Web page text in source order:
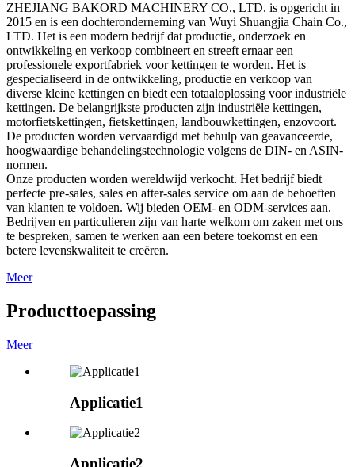
ZHEJIANG BAKORD MACHINERY CO., LTD. is opgericht in
2015 en is een dochteronderneming van Wuyi Shuangjia Chain Co.,
LTD. Het is een modern bedrijf dat productie, onderzoek en
ontwikkeling en verkoop combineert en streeft ernaar een
professionele exportfabriek voor kettingen te worden. Het is
gespecialiseerd in de ontwikkeling, productie en verkoop van
diverse kleine kettingen en biedt een totaaloplossing voor industriële
kettingen. De belangrijkste producten zijn industriële kettingen,
motorfietskettingen, fietskettingen, landbouwkettingen, enzovoort.
De producten worden vervaardigd met behulp van geavanceerde,
hoogwaardige behandelingstechnologie volgens de DIN- en ASIN-
normen.
Onze producten worden wereldwijd verkocht. Het bedrijf biedt
perfecte pre-sales, sales en after-sales service om aan de behoeften
van klanten te voldoen. Wij bieden OEM- en ODM-services aan.
Bedrijven en particulieren zijn van harte welkom om zaken met ons
te bespreken, samen te werken aan een betere toekomst en een
betere levenskwaliteit te creëren.
Meer
Producttoepassing
Meer
Applicatie1
Applicatie2